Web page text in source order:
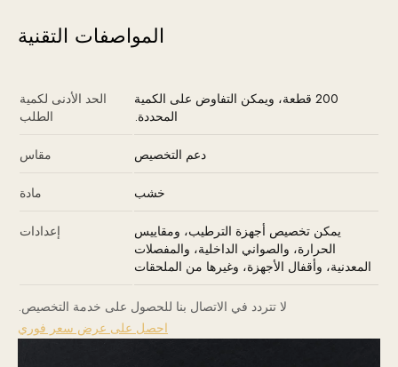
المواصفات التقنية
الحد الأدنى لكمية
الطلب
200 قطعة، ويمكن التفاوض على الكمية
المحددة.
مقاس دعم التخصيص
مادة خشب
إعدادات
يمكن تخصيص أجهزة الترطيب، ومقاييس
الحرارة، والصواني الداخلية، والمفصلات
المعدنية، وأقفال الأجهزة، وغيرها من الملحقات
لا تتردد في الاتصال بنا للحصول على خدمة التخصيص.
احصل على عرض سعر فوري